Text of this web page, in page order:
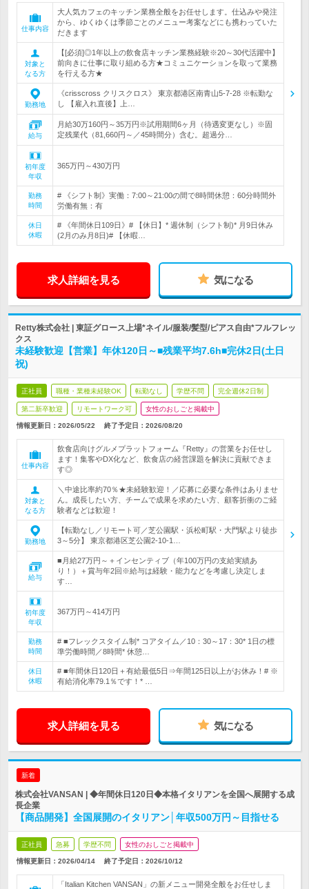
仕事内容
大人気カフェのキッチン業務全般をお任せします。仕込みや発注
から、ゆくゆくは季節ごとのメニュー考案などにも携わっていた
だきます
対象と
なる方
【[必須]◎1年以上の飲食店キッチン業務経験※20～30代活躍中】
前向きに仕事に取り組める方★コミュニケーションを取って業務
を行える方★
勤務地
《crisscross クリスクロス》 東京都港区南青山5-7-28 ※転勤な
し 【雇入れ直後】上…
給与
月給30万160円～35万円※試用期間6ヶ月（待遇変更なし）※固
定残業代（81,660円～／45時間分）含む。超過分…
初年度
年収
365万円～430万円
勤務
時間
# 《シフト制》実働：7:00～21:00の間で8時間休憩：60分時間外
労働有無：有
休日
休暇
# 《年間休日109日》# 【休日】* 週休制（シフト制)* 月9日休み
(2月のみ月8日)# 【休暇…
求人詳細を見る 気になる
Retty株式会社 | 東証グロース上場*ネイル/服装/髪型/ピアス自由*フルフレッ
クス
未経験歓迎【営業】年休120日～■残業平均7.6h■完休2日(土日
祝)
正社員 職種・業種未経験OK 転勤なし 学歴不問 完全週休2日制
第二新卒歓迎 リモートワーク可 女性のおしごと掲載中
情報更新日：2026/05/22 終了予定日： 2026/08/20
仕事内容
飲食店向けグルメプラットフォーム『Retty』の営業をお任せし
ます！集客やDX化など、飲食店の経営課題を解決に貢献できま
す◎
対象と
なる方
＼中途比率約70％★未経験歓迎！／応募に必要な条件はありませ
ん。成長したい方、チームで成果を求めたい方、顧客折衝のご経
験者などは歓迎！
勤務地
【転勤なし／リモート可／芝公園駅・浜松町駅・大門駅より徒歩
3～5分】 東京都港区芝公園2-10-1…
給与
■月給27万円～＋インセンティブ（年100万円の支給実績あ
り！）＋賞与年2回※給与は経験・能力などを考慮し決定しま
す…
初年度
年収
367万円～414万円
勤務
時間
# ■フレックスタイム制* コアタイム／10：30～17：30* 1日の標
準労働時間／8時間* 休憩…
休日
休暇
# ■年間休日120日＋有給最低5日⇒年間125日以上がお休み！# ※
有給消化率79.1％です！* …
求人詳細を見る 気になる
新着
株式会社VANSAN | ◆年間休日120日◆本格イタリアンを全国へ展開する成
長企業
【商品開発】全国展開のイタリアン│年収500万円～目指せる
正社員 急募 学歴不問 女性のおしごと掲載中
情報更新日：2026/04/14 終了予定日： 2026/10/12
「Italian Kitchen VANSAN」の新メニュー開発全般をお任せしま